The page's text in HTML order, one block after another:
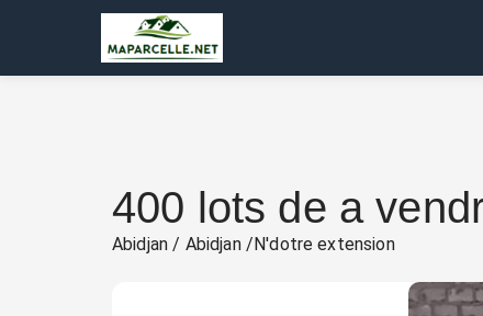
400 lots de a
Abidjan / Abidjan /N'dotre extension